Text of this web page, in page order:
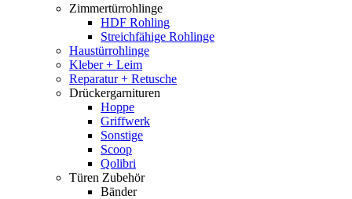
Zimmertürrohlinge
HDF Rohling
Streichfähige Rohlinge
Haustürrohlinge
Kleber + Leim
Reparatur + Retusche
Drückergarnituren
Hoppe
Griffwerk
Sonstige
Scoop
Qolibri
Türen Zubehör
Bänder